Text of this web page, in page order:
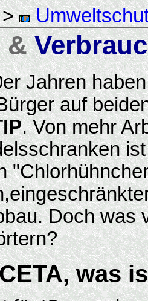
&
Jahren
auf
. Von mehr
Doch was
was